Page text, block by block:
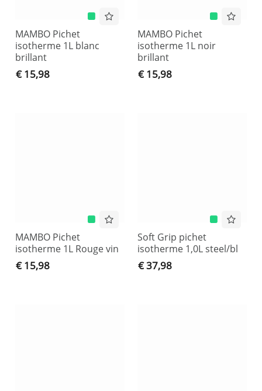
MAMBO Pichet
isotherme 1L blanc
brillant
€ 15,98
MAMBO Pichet
isotherme 1L noir
brillant
€ 15,98
MAMBO Pichet
isotherme 1L Rouge vin
€ 15,98
Soft Grip pichet
isotherme 1,0L steel/bl
€ 37,98